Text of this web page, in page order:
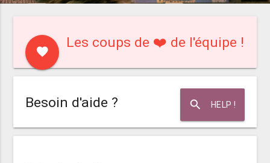
favorite
Les coups de ❤️ de l'équipe !
search HELP !
Besoin d'aide ?